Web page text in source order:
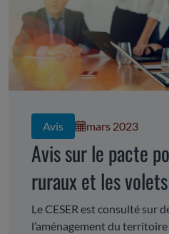
Avis mars 2023
Avis sur le pacte
ruraux et les
du CPER
Le CESER est consulté sur
l’aménagement du